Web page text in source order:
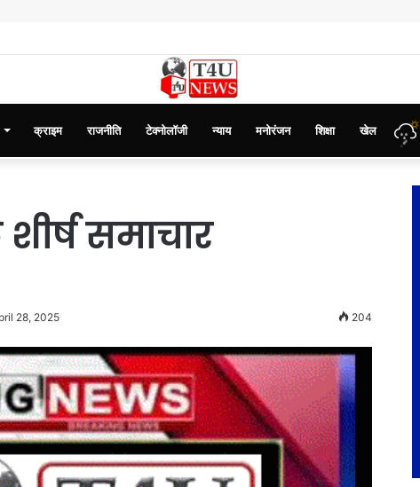
क्राइम राजनीति टेक्नोलॉजी न्याय मनोरंजन शिक्षा खेल
समाचार
28, 2025 204